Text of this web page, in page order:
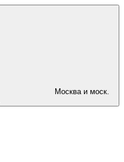
Москва и моск.